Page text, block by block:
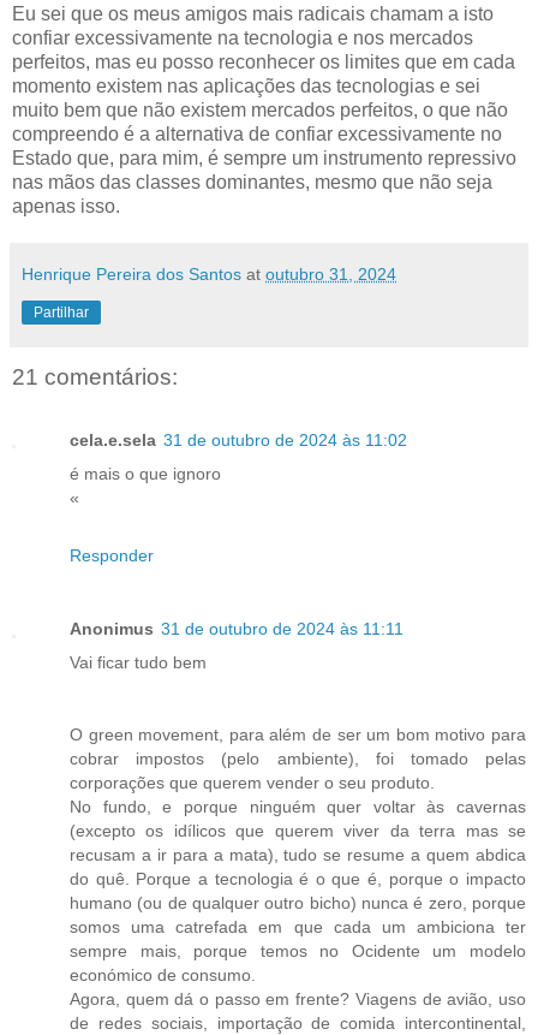
Eu sei que os meus amigos mais radicais chamam a isto
confiar excessivamente na tecnologia e nos mercados
perfeitos, mas eu posso reconhecer os limites que em cada
momento existem nas aplicações das tecnologias e sei
muito bem que não existem mercados perfeitos, o que não
compreendo é a alternativa de confiar excessivamente no
Estado que, para mim, é sempre um instrumento repressivo
nas mãos das classes dominantes, mesmo que não seja
apenas isso.
Henrique Pereira dos Santos at outubro 31, 2024
Partilhar
21 comentários:
cela.e.sela 31 de outubro de 2024 às 11:02
é mais o que ignoro
«
Responder
Anonimus 31 de outubro de 2024 às 11:11
Vai ficar tudo bem
O green movement, para além de ser um bom motivo para
cobrar impostos (pelo ambiente), foi tomado pelas
corporações que querem vender o seu produto.
No fundo, e porque ninguém quer voltar às cavernas
(excepto os idílicos que querem viver da terra mas se
recusam a ir para a mata), tudo se resume a quem abdica
do quê. Porque a tecnologia é o que é, porque o impacto
humano (ou de qualquer outro bicho) nunca é zero, porque
somos uma catrefada em que cada um ambiciona ter
sempre mais, porque temos no Ocidente um modelo
económico de consumo.
Agora, quem dá o passo em frente? Viagens de avião, uso
de redes sociais, importação de comida intercontinental,